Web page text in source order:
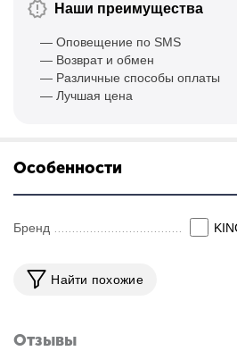
Наши преимущества
— Оповещение по SMS
— Возврат и обмен
— Различные способы оплаты
— Лучшая цена
Особенности
Бренд
Найти похожие
Отзывы